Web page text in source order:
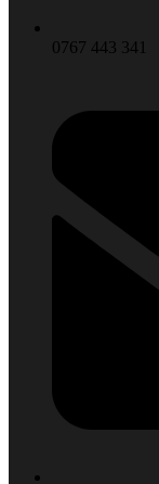
0767 443 341